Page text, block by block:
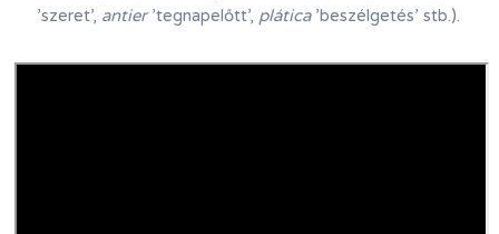
’szeret’, antier’tegnapelőtt’, plática’beszélgetés’ stb.).